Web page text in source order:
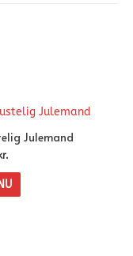
Julemand
kr.